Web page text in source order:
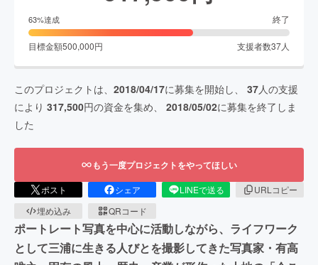
63%達成 終了
目標金額500,000円 支援者数37人
このプロジェクトは、 2018/04/17に募集を開始し、 37人の支援
により 317,500円の資金を集め、 2018/05/02に募集を終了しま
した
もう一度プロジェクトをやってほしい
ポスト シェア LINEで送る
URLコピー
埋め込み
QRコード
ポートレート写真を中心に活動しながら、ライフワーク
として三浦に生きる人びとを撮影してきた写真家・有高